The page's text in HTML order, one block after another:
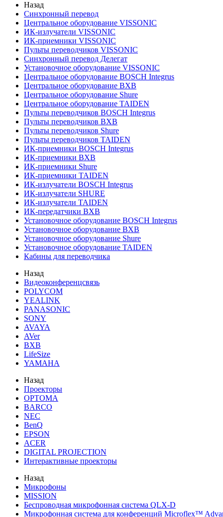
Назад
Синхронный перевод
Центральное оборудование VISSONIC
ИК-излучатели VISSONIC
ИК-приемники VISSONIC
Пульты переводчиков VISSONIC
Синхронный перевод Делегат
Установочное оборудование VISSONIC
Центральное оборудование BOSCH Integrus
Центральное оборудование BXB
Центральное оборудование Shure
Центральное оборудование TAIDEN
Пульты переводчиков BOSCH Integrus
Пульты переводчиков BXB
Пульты переводчиков Shure
Пульты переводчиков TAIDEN
ИК-приемники BOSCH Integrus
ИК-приемники BXB
ИК-приемники Shure
ИК-приемники TAIDEN
ИК-излучатели BOSCH Integrus
ИК-излучатели SHURE
ИК-излучатели TAIDEN
ИК-передатчики BXB
Установочное оборудование BOSCH Integrus
Установочное оборудование BXB
Установочное оборудование Shure
Установочное оборудование TAIDEN
Кабины для переводчика
Назад
Видеоконференцсвязь
POLYCOM
YEALINK
PANASONIC
SONY
AVAYA
AVer
BXB
LifeSize
YAMAHA
Назад
Проекторы
OPTOMA
BARCO
NEC
BenQ
EPSON
ACER
DIGITAL PROJECTION
Интерактивные проекторы
Назад
Микрофоны
MISSION
Беспроводная микрофонная система QLX-D
Микрофонная система для конференций Microflex™